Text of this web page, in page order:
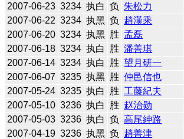
2007-06-23 3234 执白 负 朱松力
2007-06-22 3234 执黑 负 趙漢乘
2007-06-20 3234 执黑 胜 孟磊
2007-06-18 3234 执白 胜 潘善琪
2007-06-14 3234 执白 胜 望月研一
2007-06-07 3235 执黑 胜 仲邑信也
2007-05-24 3235 执白 胜 工藤紀夫
2007-05-10 3236 执白 胜 赵治勋
2007-05-03 3236 执白 负 高尾紳路
2007-04-19 3236 执黑 负 趙善津